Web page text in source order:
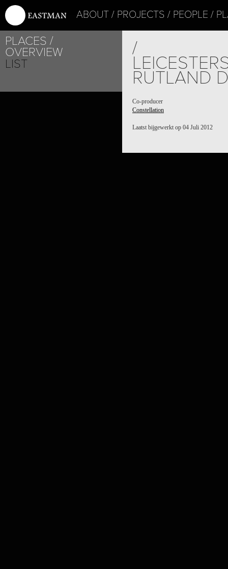
ABOUT PROJECTS PEOPLE
PLACES
OVERVIEW
LIST
/
RUTLAND
Co-producer
Constellation
Laatst bijgewerkt op 04 Juli 2012